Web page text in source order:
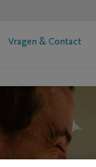
Vragen & Contact
Vind